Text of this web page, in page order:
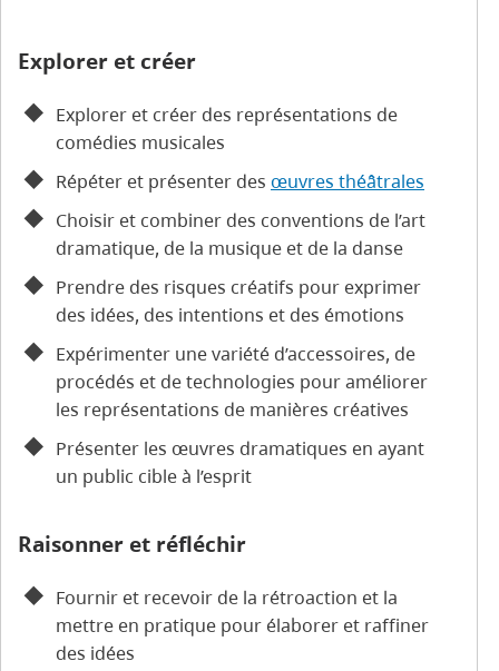
Explorer et créer
Explorer et créer des représentations de
comédies musicales
Répéter et présenter des œuvres théâtrales
Choisir et combiner des conventions de l’art
dramatique, de la musique et de la danse
Prendre des risques créatifs pour exprimer
des idées, des intentions et des émotions
Expérimenter une variété d’accessoires, de
procédés et de technologies pour améliorer
les représentations de manières créatives
Présenter les œuvres dramatiques en ayant
un public cible à l’esprit
Raisonner et réfléchir
Fournir et recevoir de la rétroaction et la
mettre en pratique pour élaborer et raffiner
des idées